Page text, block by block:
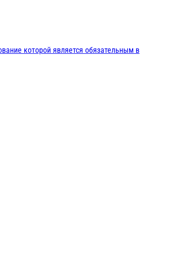
которой является обязательным в